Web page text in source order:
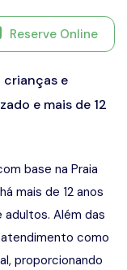
Reserve Online
crianças e
e mais de 12
base na Praia
mais de 12 anos
adultos. Além das
como
proporcionando